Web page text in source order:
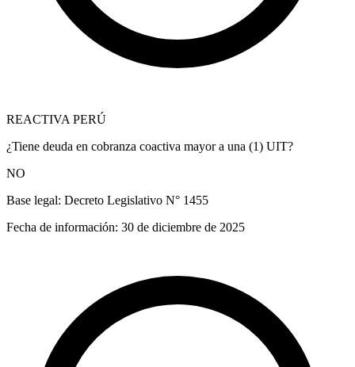
REACTIVA PERÚ
¿Tiene deuda en cobranza coactiva mayor a una (1) UIT?
NO
Base legal: Decreto Legislativo N° 1455
Fecha de información: 30 de diciembre de 2025